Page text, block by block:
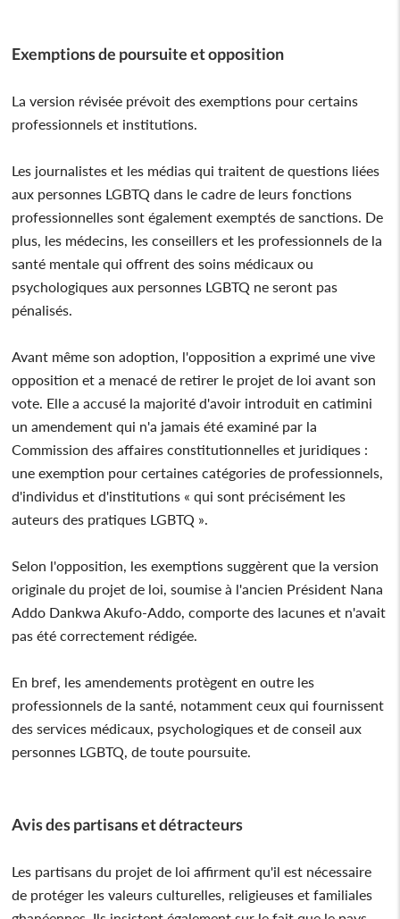
Exemptions de poursuite et opposition
La version révisée prévoit des exemptions pour certains
professionnels et institutions.
Les journalistes et les médias qui traitent de questions liées
aux personnes LGBTQ dans le cadre de leurs fonctions
professionnelles sont également exemptés de sanctions. De
plus, les médecins, les conseillers et les professionnels de la
santé mentale qui offrent des soins médicaux ou
psychologiques aux personnes LGBTQ ne seront pas
pénalisés.
Avant même son adoption, l'opposition a exprimé une vive
opposition et a menacé de retirer le projet de loi avant son
vote. Elle a accusé la majorité d'avoir introduit en catimini
un amendement qui n'a jamais été examiné par la
Commission des affaires constitutionnelles et juridiques :
une exemption pour certaines catégories de professionnels,
d'individus et d'institutions « qui sont précisément les
auteurs des pratiques LGBTQ ».
Selon l'opposition, les exemptions suggèrent que la version
originale du projet de loi, soumise à l'ancien Président Nana
Addo Dankwa Akufo-Addo, comporte des lacunes et n'avait
pas été correctement rédigée.
En bref, les amendements protègent en outre les
professionnels de la santé, notamment ceux qui fournissent
des services médicaux, psychologiques et de conseil aux
personnes LGBTQ, de toute poursuite.
Avis des partisans et détracteurs
Les partisans du projet de loi affirment qu'il est nécessaire
de protéger les valeurs culturelles, religieuses et familiales